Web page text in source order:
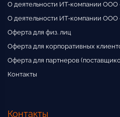
О деятельности ИТ-компании
О деятельности ИТ-компании
Оферта для физ. лиц
Оферта для корпоративных
Оферта для партнеров
Контакты
Контакты